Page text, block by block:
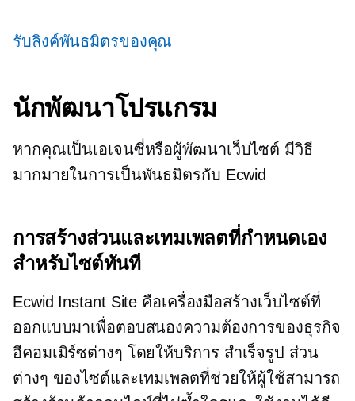
รับลิงค์พันธมิตรของคุณ
นักพัฒนาโปรแกรม
หากคุณเป็นเอเจนซี่หรือผู้พัฒนาเว็บไซต์ มีวิธี
มากมายในการเป็นพันธมิตรกับ Ecwid
การสร้างส่วนและเทมเพลตที่กำหนดเอง
สำหรับไซต์ทันที
Ecwid Instant Site คือเครื่องมือสร้างเว็บไซต์ที่
ออกแบบมาเพื่อตอบสนองความต้องการของธุรกิจ
อีคอมเมิร์ซต่างๆ โดยให้บริการ สำเร็จรูป ส่วน
ต่างๆ ของไซต์และเทมเพลตที่ช่วยให้ผู้ใช้สามารถ